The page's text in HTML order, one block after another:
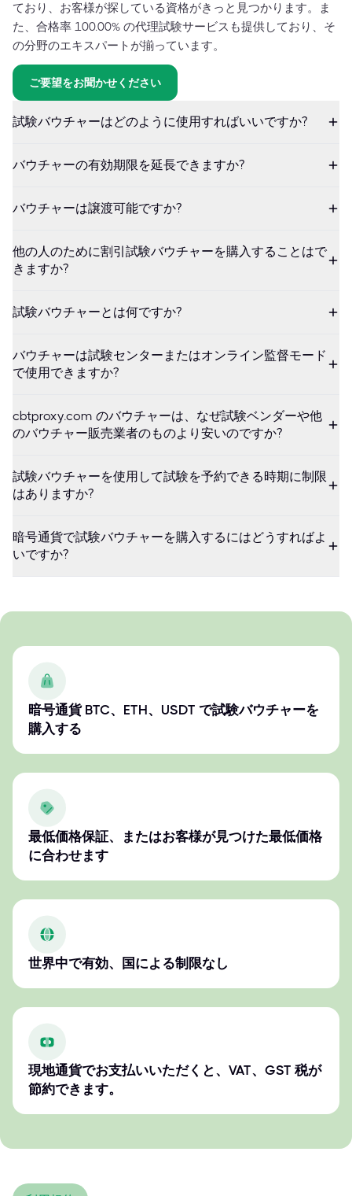
ており、お客様が探している資格がきっと見つかります。ま
た、合格率 100.00% の代理試験サービスも提供しており、そ
の分野のエキスパートが揃っています。
ご要望をお聞かせください
試験バウチャーはどのように使用すればいいですか?
バウチャーの有効期限を延長できますか?
バウチャーは譲渡可能ですか?
他の人のために割引試験バウチャーを購入することはで
きますか?
試験バウチャーとは何ですか?
バウチャーは試験センターまたはオンライン監督モード
で使用できますか?
cbtproxy.com のバウチャーは、なぜ試験ベンダーや他
のバウチャー販売業者のものより安いのですか?
試験バウチャーを使用して試験を予約できる時期に制限
はありますか?
暗号通貨で試験バウチャーを購入するにはどうすればよ
いですか?
暗号通貨 BTC、ETH、USDT で試験バウチャーを
購入する
最低価格保証、またはお客様が見つけた最低価格
に合わせます
世界中で有効、国による制限なし
現地通貨でお支払いいただくと、VAT、GST 税が
節約できます。